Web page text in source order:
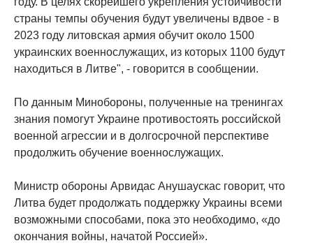
страны темпы обучения будут увеличены вдвое - в
2023 году литовская армия обучит около 1500
украинских военнослужащих, из которых 1100 будут
находиться в Литве", - говорится в сообщении.
По данным Минобороны, полученные на тренингах
знания помогут Украине противостоять российской
военной агрессии и в долгосрочной перспективе
продолжить обучение военнослужащих.
Министр обороны Арвидас Анушаускас говорит, что
Литва будет продолжать поддержку Украины всеми
возможными способами, пока это необходимо, «до
окончания войны, начатой ​​Россией».